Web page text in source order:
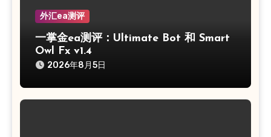
外汇ea测评
一掌金ea测评：Ultimate Bot 和 Smart
Owl Fx v1.4
2026年8月5日